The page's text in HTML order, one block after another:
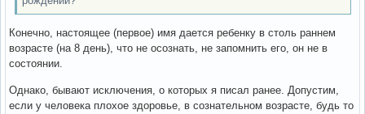
Конечно, настоящее (первое) имя дается ребенку в столь раннем
возрасте (на 8 день), что не осознать, не запомнить его, он не в
состоянии.
Однако, бывают исключения, о которых я писал ранее. Допустим,
если у человека плохое здоровье, в сознательном возрасте, будь то